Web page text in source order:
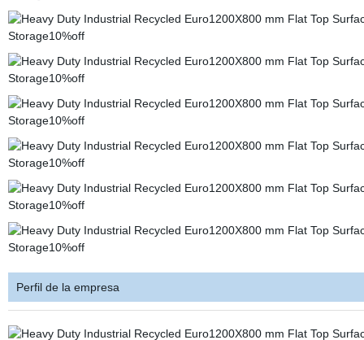
Perfil de la empresa